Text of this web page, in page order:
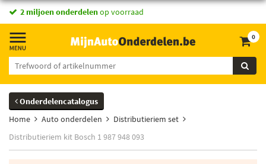
2 miljoen onderdelenop voorraad
0
Onderdelencatalogus
Home
Auto onderdelen
Distributieriem set
Distributieriem kit Bosch 1 987 948 093